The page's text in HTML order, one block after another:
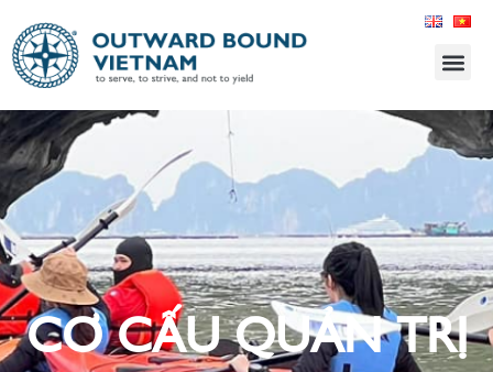
CƠ CẤU QUẢN TRỊ